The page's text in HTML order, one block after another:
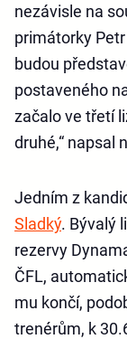
nezávisle na
primátorky
budou
postaveného
začalo ve třetí
druhé,“ napsal
Jedním z
Sladký. Bývalý
rezervy
ČFL,
mu končí,
trenérům, k